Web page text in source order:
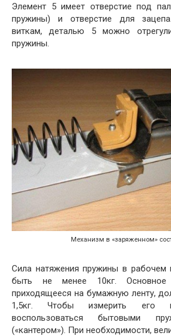
Элемент 5 имеет отверстие под
пружины) и отверстие для
виткам, деталью 5 можно
пружины.
Механизм в «заряженном»
Сила натяжения пружины в
быть не менее 10кг. Основное
приходящееся на бумажную ленту,
1,5кг. Чтобы измерить его
воспользоваться бытовыми
(«кантером»). При необходимости,